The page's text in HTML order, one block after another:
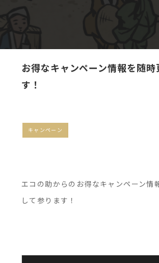
お得なキャンペーン情報を随時
す！
キャンペーン
エコの助からのお得なキャンペーン情
して参ります！